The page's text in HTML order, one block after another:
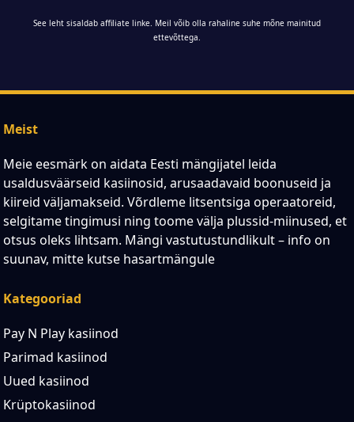
See leht sisaldab affiliate linke. Meil võib olla rahaline suhe mõne mainitud
ettevõttega.
Meist
Meie eesmärk on aidata Eesti mängijatel leida
usaldusväärseid kasiinosid, arusaadavaid boonuseid ja
kiireid väljamakseid. Võrdleme litsentsiga operaatoreid,
selgitame tingimusi ning toome välja plussid-miinused, et
otsus oleks lihtsam. Mängi vastutustundlikult – info on
suunav, mitte kutse hasartmängule
Kategooriad
Pay N Play kasiinod
Parimad kasiinod
Uued kasiinod
Krüptokasiinod